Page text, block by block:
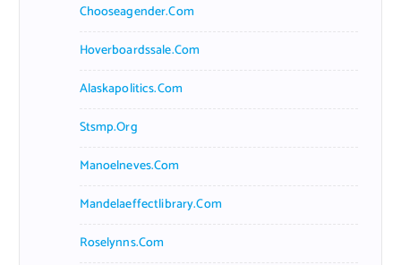
Chooseagender.com
Hoverboardssale.com
Alaskapolitics.com
Stsmp.org
Manoelneves.com
Mandelaeffectlibrary.com
Roselynns.com